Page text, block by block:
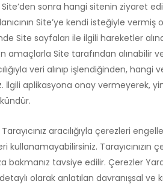
sonra hangi sitenin ziyaret
Site’ye kendi isteğiyle
Site sayfaları ile ilgili hareketler
amaçlarla Site tarafından alınabilir
veri alınıp işlendiğinden,
İlgili aplikasyona onay vermeyerek,
Tarayıcınız aracılığıyla çerezleri
kullanamayabilirsiniz. Tarayıcınızın
bakmanız tavsiye edilir. Çerezler
olarak anlatılan davranışsal